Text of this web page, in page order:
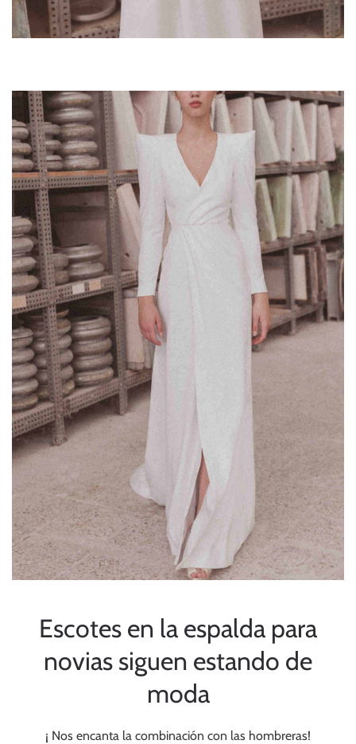
Escotes en la espalda para
novias siguen estando de
moda
¡ Nos encanta la combinación con las hombreras!